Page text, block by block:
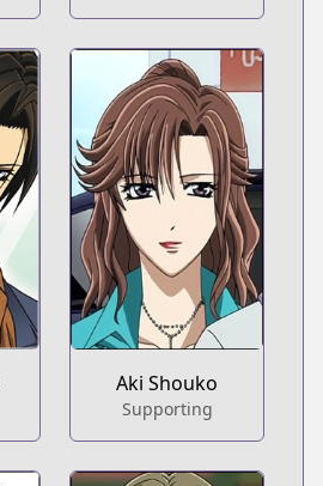
Aki Shouko
Supporting